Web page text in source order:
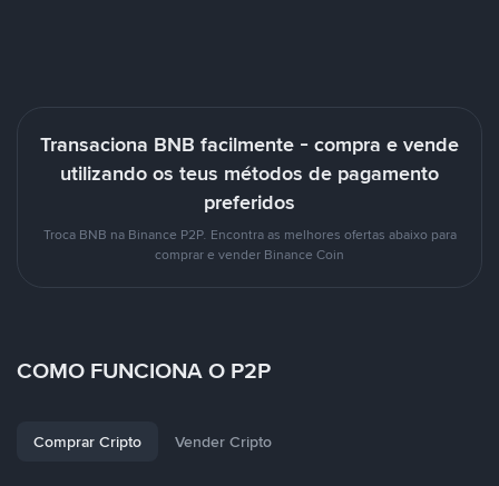
Transaciona BNB facilmente - compra e vende
utilizando os teus métodos de pagamento
preferidos
Troca BNB na Binance P2P. Encontra as melhores ofertas abaixo para
comprar e vender Binance Coin
COMO FUNCIONA O P2P
Comprar Cripto Vender Cripto